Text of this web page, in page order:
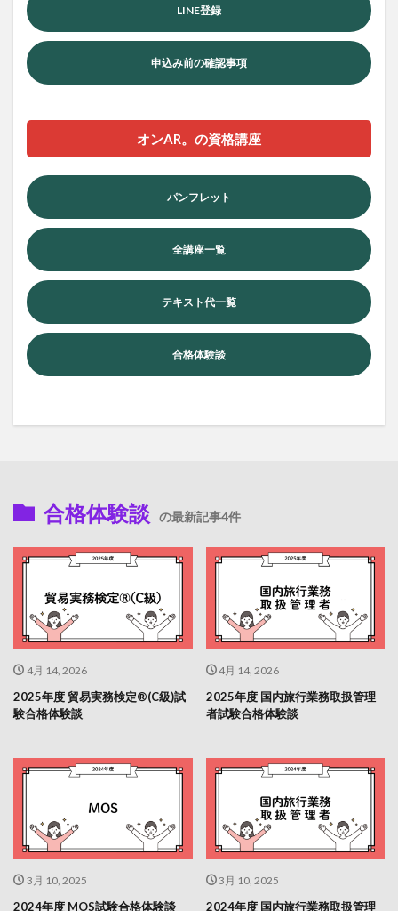
LINE登録
申込み前の確認事項
オンAR。の資格講座
パンフレット
全講座一覧
テキスト代一覧
合格体験談
合格体験談 の最新記事4件
4月 14, 2026
2025年度 貿易実務検定®(C級)試
験合格体験談
4月 14, 2026
2025年度 国内旅行業務取扱管理
者試験合格体験談
3月 10, 2025
2024年度 MOS試験合格体験談
3月 10, 2025
2024年度 国内旅行業務取扱管理